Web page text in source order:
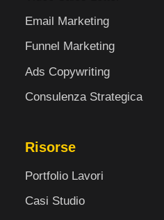
Email Marketing
Funnel Marketing
Ads Copywriting
Consulenza Strategica
Risorse
Portfolio Lavori
Casi Studio